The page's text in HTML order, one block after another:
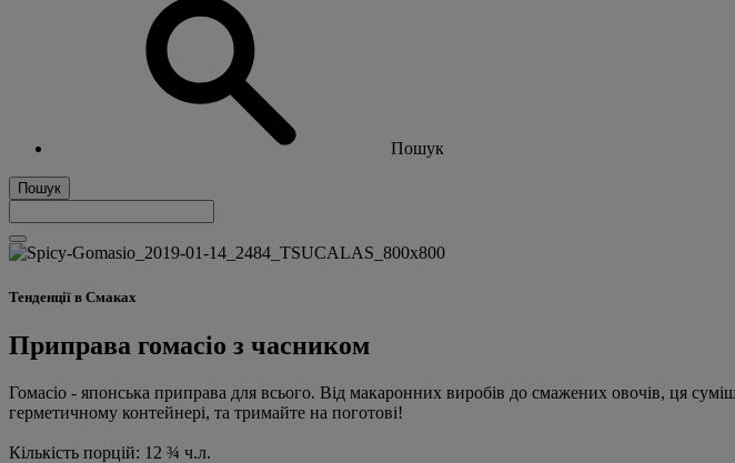
Пошук
Пошук
Тенденції в Смаках
Приправа гомасіо з часником
Гомасіо - японська приправа для всього. Від макаронних виробів до смажених овочів, ця
герметичному контейнері, та тримайте на поготові!
Кількість порцій: 12 ¾ ч.л.